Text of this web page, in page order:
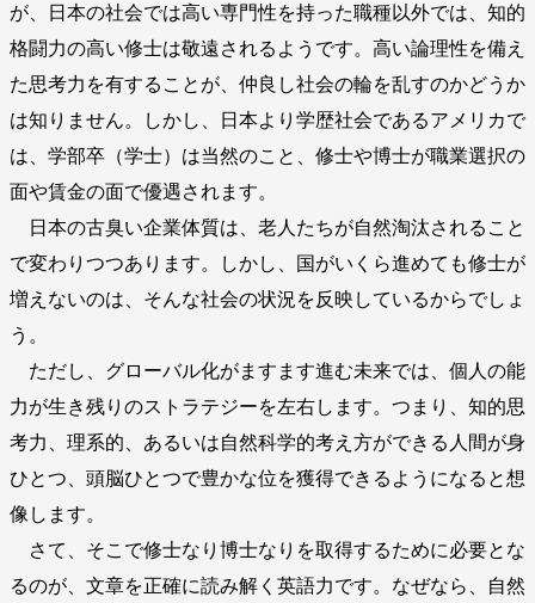
が、日本の社会では高い専門性を持った職種以外では、知的
格闘力の高い修士は敬遠されるようです。高い論理性を備え
た思考力を有することが、仲良し社会の輪を乱すのかどうか
は知りません。しかし、日本より学歴社会であるアメリカで
は、学部卒（学士）は当然のこと、修士や博士が職業選択の
面や賃金の面で優遇されます。
日本の古臭い企業体質は、老人たちが自然淘汰されること
で変わりつつあります。しかし、国がいくら進めても修士が
増えないのは、そんな社会の状況を反映しているからでしょ
う。
ただし、グローバル化がますます進む未来では、個人の能
力が生き残りのストラテジーを左右します。つまり、知的思
考力、理系的、あるいは自然科学的考え方ができる人間が身
ひとつ、頭脳ひとつで豊かな位を獲得できるようになると想
像します。
さて、そこで修士なり博士なりを取得するために必要とな
るのが、文章を正確に読み解く英語力です。なぜなら、自然